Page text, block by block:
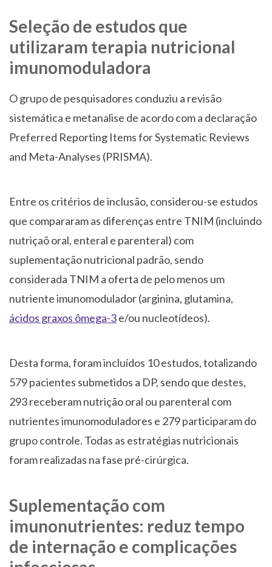
Seleção de estudos que
utilizaram terapia nutricional
imunomoduladora
O grupo de pesquisadores conduziu a revisão
sistemática e metanalise de acordo com a declaração
Preferred Reporting Items for Systematic Reviews
and Meta-Analyses (PRISMA).
Entre os critérios de inclusão, considerou-se estudos
que compararam as diferenças entre TNIM (incluindo
nutriçaõ oral, enteral e parenteral) com
suplementação nutricional padrão, sendo
considerada TNIM a oferta de pelo menos um
nutriente imunomodulador (arginina, glutamina,
ácidos graxos ômega-3e/ou nucleotídeos).
Desta forma, foram incluídos 10 estudos, totalizando
579 pacientes submetidos a DP, sendo que destes,
293 receberam nutrição oral ou parenteral com
nutrientes imunomoduladores e 279 participaram do
grupo controle. Todas as estratégias nutricionais
foram realizadas na fase pré-cirúrgica.
Suplementação com
imunonutrientes: reduz tempo
de internação e complicações